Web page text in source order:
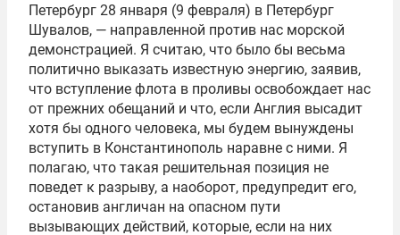
Петербург 28 января (9 февраля) в Петербург
Шувалов, — направленной против нас морской
демонстрацией. Я считаю, что было бы весьма
политично выказать известную энергию, заявив,
что вступление флота в проливы освобождает нас
от прежних обещаний и что, если Англия высадит
хотя бы одного человека, мы будем вынуждены
вступить в Константинополь наравне с ними. Я
полагаю, что такая решительная позиция не
поведет к разрыву, а наоборот, предупредит его,
остановив англичан на опасном пути
вызывающих действий, которые, если на них